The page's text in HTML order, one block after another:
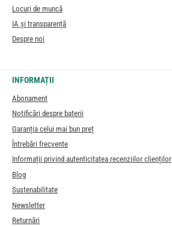
Locuri de muncă
IA și transparență
Despre noi
INFORMAȚII
Abonament
Notificări despre baterii
Garanția celui mai bun preț
Întrebări frecvente
Informații privind autenticitatea recenziilor clienților
Blog
Sustenabilitate
Newsletter
Returnări